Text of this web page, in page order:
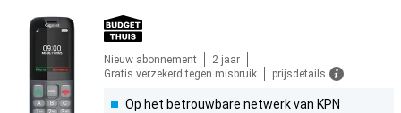
Nieuw abonnement
2 jaar
Gratis verzekerd tegen misbruik
prijsdetails
Op het betrouwbare netwerk van KPN